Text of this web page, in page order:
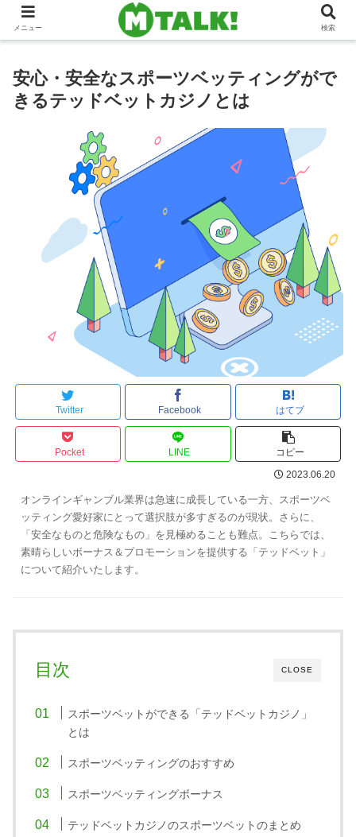
安心・安全なスポーツベッティングがで
きるテッドベットカジノとは
Twitter Facebook はてブ
Pocket LINE コピー
2023.06.20
オンラインギャンブル業界は急速に成長している一方、スポーツベ
ッティング愛好家にとって選択肢が多すぎるのが現状。さらに、
「安全なものと危険なもの」を見極めることも難点。こちらでは、
素晴らしいボーナス＆プロモーションを提供する「テッドベット」
について紹介いたします。
CLOSE
目次
スポーツベットができる「 テッドベットカジノ」
とは
スポーツベッティングのおすすめ
スポーツベッティングボーナス
テッドベットカジノのスポーツベットのまとめ
メニュー 検索